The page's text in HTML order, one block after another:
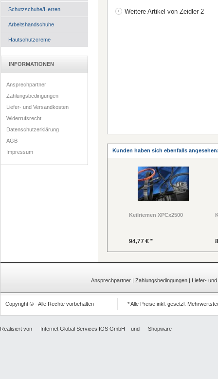
Schutzschuhe/Herren
Arbeitshandschuhe
Hautschutzcreme
INFORMATIONEN
Ansprechpartner
Zahlungsbedingungen
Liefer- und Versandkosten
Widerrufsrecht
Datenschutzerklärung
AGB
Impressum
Weitere Artikel von Zeidler 2
Kunden haben sich ebenfalls
Keilriemen XPCx2500
94,77 € *
Ansprechpartner Zahlungsbedingungen Liefer-
Copyright © - Alle Rechte vorbehalten * Alle Preise inkl. gesetzl.
Realisiert von Internet Global Services IGS GmbH und Shopware